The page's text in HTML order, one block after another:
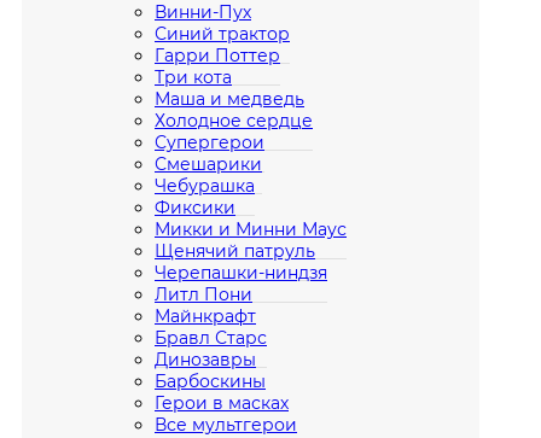
Винни-Пух
Синий трактор
Гарри Поттер
Три кота
Маша и медведь
Холодное сердце
Супергерои
Смешарики
Чебурашка
Фиксики
Микки и Минни Маус
Щенячий патруль
Черепашки-ниндзя
Литл Пони
Майнкрафт
Бравл Старс
Динозавры
Барбоскины
Герои в масках
Все мультгерои